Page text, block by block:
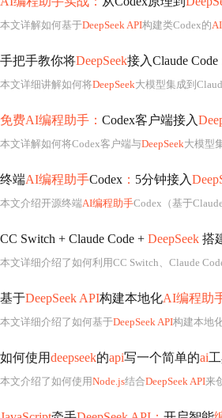
本文详解如何基于DeepSeek API构建类Codex的
手把手教你将DeepSeek接入Claude Code
本文详细讲解如何将DeepSeek大模型集成到
免费AI编程助手： Codex客户端接入
本文详解如何将Codex客户端与DeepSeek大模型
终端AI编程助手Codex ： 5分钟接入
本文介绍开源终端AI编程助手Codex（基于
CC Switch + Claude Code + DeepSeek 搭
本文详细介绍了如何利用CC Switch、Claude
基于DeepSeek API构建本地化AI编程助
本文详细介绍了如何基于DeepSeek API构建本地
如何使用deepseek的api写一个简单的ai
本文介绍了如何使用Node.js结合DeepSeek API来